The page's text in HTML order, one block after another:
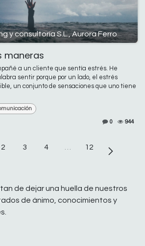
y consultoría S.L., Aurora Ferro
maneras
a un cliente que sentía estrés. He
sentir porque por un lado, el estrés
un conjunto de sensaciones que uno tiene
0 944
2 3 4 12
de dejar una huella de nuestros
de ánimo, conocimientos y